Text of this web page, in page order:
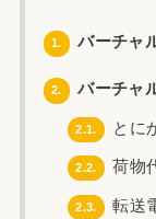
1. バーチャ
2. バーチャ
2.1. とに
2.2. 荷物
2.3. 転送